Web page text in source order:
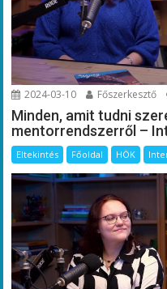
2024-03-10 Főszerkesztő
Minden, amit tudni
mentorrendszerről –
Eltekintés Főoldal HÖK